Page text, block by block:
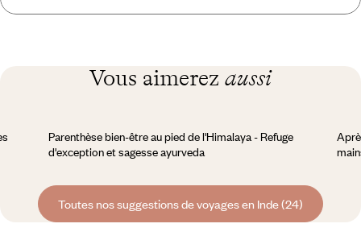
Vous aimerez aussi
Parenthèse bien-être au pied de l'Himalaya - Refuge
d'exception et sagesse ayurveda
Toutes nos suggestions de voyages en Inde (24)